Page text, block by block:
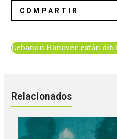
Lebanon Hanover están de
Relacionados